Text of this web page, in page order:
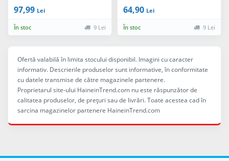
97,99 Lei
În stoc 9 Lei
64,90 Lei
În stoc 9 Lei
Ofertă valabilă în limita stocului disponibil. Imagini cu caracter
informativ. Descrierile produselor sunt informative, în conformitate
cu datele transmise de către magazinele partenere.
Proprietarul site-ului HaineinTrend.com nu este răspunzător de
calitatea produselor, de preţuri sau de livrări. Toate acestea cad în
sarcina magazinelor partenere HaineinTrend.com